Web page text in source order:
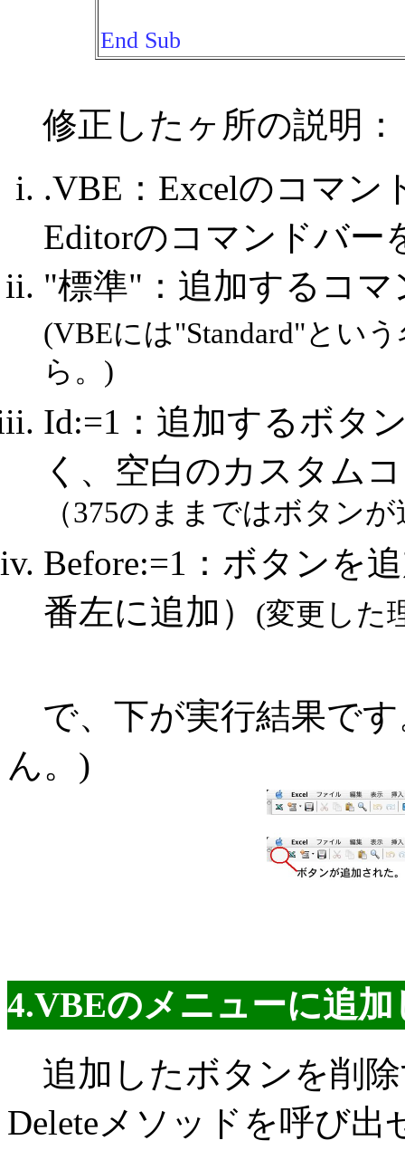
End Sub
修正したヶ所の説明：
.VBE：Excelのコマン
Editorのコマンドバー
"標準"：追加するコ
(VBEには"Standard"とい
ら。)
Id:=1：追加するボタ
く、空白のカスタム
（375のままではボタン
Before:=1：ボタンを
番左に追加）
(変更した
で、下が実行結果で
ん。)
4.VBEのメニューに追
追加したボタンを削
Deleteメソッドを呼び出